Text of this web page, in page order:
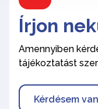
Írjon
Amennyiben
tájékoztatást
Kérdésem van